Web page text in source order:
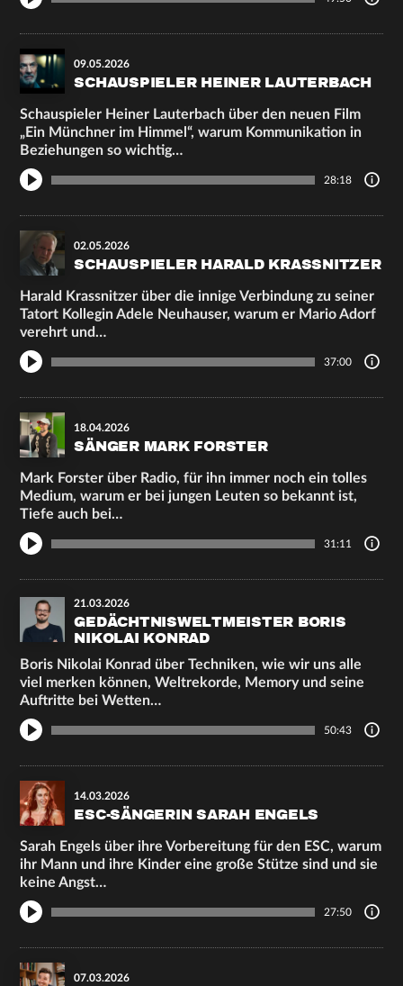
09.05.2026
SCHAUSPIELER HEINER LAUTERBACH
Schauspieler Heiner Lauterbach über den neuen Film
„Ein Münchner im Himmel“, warum Kommunikation in
Beziehungen so wichtig…
28:18
02.05.2026
SCHAUSPIELER HARALD KRASSNITZER
Harald Krassnitzer über die innige Verbindung zu seiner
Tatort Kollegin Adele Neuhauser, warum er Mario Adorf
verehrt und…
37:00
18.04.2026
SÄNGER MARK FORSTER
Mark Forster über Radio, für ihn immer noch ein tolles
Medium, warum er bei jungen Leuten so bekannt ist,
Tiefe auch bei…
31:11
21.03.2026
GEDÄCHTNISWELTMEISTER BORIS
NIKOLAI KONRAD
Boris Nikolai Konrad über Techniken, wie wir uns alle
viel merken können, Weltrekorde, Memory und seine
Auftritte bei Wetten…
50:43
14.03.2026
ESC-SÄNGERIN SARAH ENGELS
Sarah Engels über ihre Vorbereitung für den ESC, warum
ihr Mann und ihre Kinder eine große Stütze sind und sie
keine Angst…
27:50
07.03.2026